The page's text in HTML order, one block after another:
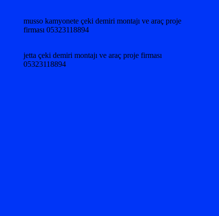
musso kamyonete çeki demiri montajı ve araç proje
firması 05323118894
jetta çeki demiri montajı ve araç proje firması
05323118894